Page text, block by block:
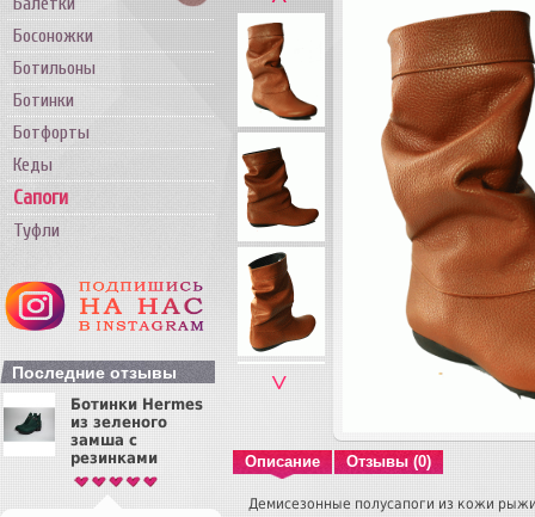
Босоножки
Ботильоны
Ботинки
Ботфорты
Кеды
Сапоги
Туфли
Последние отзывы
Ботинки Hermes
из зеленого
замша с
резинками
˅
Описание Отзывы (0)
Демисезонные полусапоги из кожи